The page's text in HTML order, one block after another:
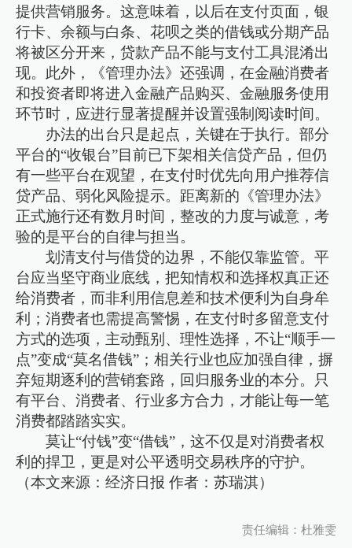
提供营销服务。这意味着，以后在支付页面，银
行卡、余额与白条、花呗之类的借钱或分期产品
将被区分开来，贷款产品不能与支付工具混淆出
现。此外，《管理办法》还强调，在金融消费者
和投资者即将进入金融产品购买、金融服务使用
环节时，应进行显著提醒并设置强制阅读时间。
办法的出台只是起点，关键在于执行。部分
平台的“收银台”目前已下架相关信贷产品，但仍
有一些平台在观望，在支付时优先向用户推荐信
贷产品、弱化风险提示。距离新的《管理办法》
正式施行还有数月时间，整改的力度与诚意，考
验的是平台的自律与担当。
划清支付与借贷的边界，不能仅靠监管。平
台应当坚守商业底线，把知情权和选择权真正还
给消费者，而非利用信息差和技术便利为自身牟
利；消费者也需提高警惕，在支付时多留意支付
方式的选项，主动甄别、理性选择，不让“顺手一
点”变成“莫名借钱”；相关行业也应加强自律，摒
弃短期逐利的营销套路，回归服务业的本分。只
有平台、消费者、行业多方合力，才能让每一笔
消费都踏踏实实。
莫让“付钱”变“借钱”，这不仅是对消费者权
利的捍卫，更是对公平透明交易秩序的守护。
（本文来源：经济日报 作者：苏瑞淇）
责任编辑：杜雅雯